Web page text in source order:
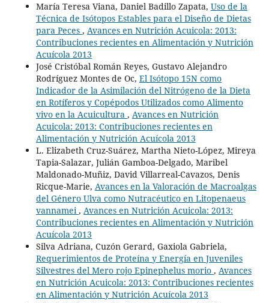
María Teresa Viana, Daniel Badillo Zapata, Uso de la
Técnica de Isótopos Estables para el Diseño de Dietas
para Peces , Avances en Nutrición Acuicola: 2013:
Contribuciones recientes en Alimentación y Nutrición
Acuícola 2013
José Cristóbal Román Reyes, Gustavo Alejandro
Rodríguez Montes de Oc, El Isótopo 15N como
Indicador de la Asimilación del Nitrógeno de la Dieta
en Rotíferos y Copépodos Utilizados como Alimento
vivo en la Acuicultura , Avances en Nutrición
Acuicola: 2013: Contribuciones recientes en
Alimentación y Nutrición Acuícola 2013
L. Elizabeth Cruz-Suárez, Martha Nieto-López, Mireya
Tapia-Salazar, Julián Gamboa-Delgado, Maribel
Maldonado-Muñiz, David Villarreal-Cavazos, Denis
Ricque-Marie, Avances en la Valoración de Macroalgas
del Género Ulva como Nutracéutico en Litopenaeus
vannamei, Avances en Nutrición Acuicola: 2013:
Contribuciones recientes en Alimentación y Nutrición
Acuícola 2013
Silva Adriana, Cuzón Gerard, Gaxiola Gabriela,
Requerimientos de Proteína y Energía en Juveniles
Silvestres del Mero rojo Epinephelus morio , Avances
en Nutrición Acuicola: 2013: Contribuciones recientes
en Alimentación y Nutrición Acuícola 2013